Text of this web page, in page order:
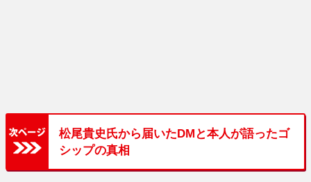
松尾貴史氏から届いたDMと本人が語ったゴ
シップの真相